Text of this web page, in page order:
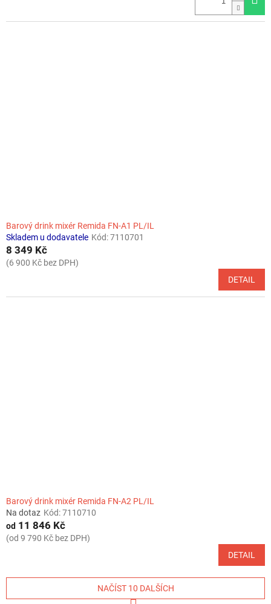
Barový drink mixér Remida FN-A1 PL/IL
Skladem u dodavatele Kód:7110701
8 349 Kč
(6 900 Kč bez DPH)
DETAIL
Barový drink mixér Remida FN-A2 PL/IL
Na dotaz Kód:7110710
od 11 846 Kč
(od 9 790 Kč bez DPH)
DETAIL
NAČÍST 10 DALŠÍCH